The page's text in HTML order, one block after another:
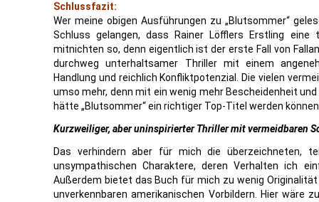
Schlussfazit:
Wer meine obigen Ausführungen zu „Blutsommer“
Schluss gelangen, dass Rainer Löfflers Erstling
mitnichten so, denn eigentlich ist der erste Fall von
durchweg unterhaltsamer Thriller mit einem
Handlung und reichlich Konfliktpotenzial. Die vielen
umso mehr, denn mit ein wenig mehr Bescheidenheit
hätte „Blutsommer“ ein richtiger Top-Titel werden
Kurzweiliger, aber uninspirierter Thriller mit vermeidbaren
Das verhindern aber für mich die überzeichneten,
unsympathischen Charaktere, deren Verhalten ich
Außerdem bietet das Buch für mich zu wenig
unverkennbaren amerikanischen Vorbildern. Hier wäre